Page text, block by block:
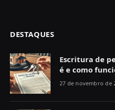
DESTAQUES
Escritura de
é e como
27 de novembro de